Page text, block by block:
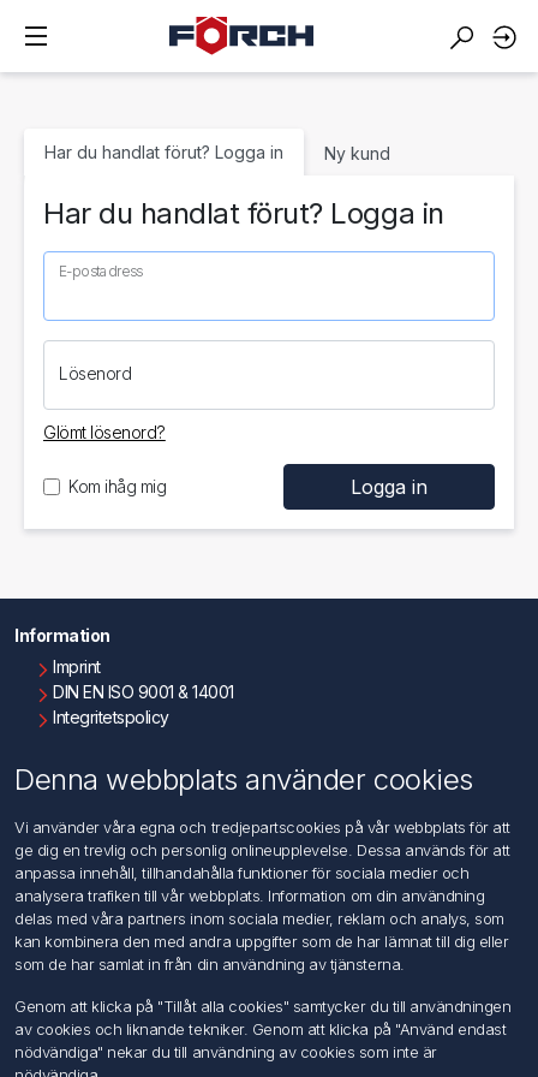
Har du handlat förut? Logga in Ny kund
Har du handlat förut? Logga in
E-postadress
Lösenord
Glömt lösenord?
Kom ihåg mig
Information
Imprint
DIN EN ISO 9001 & 14001
Integritetspolicy
Kontakta oss
Kundtjänst
Sök
Mitt konto
Mina ordrar
Mina adresser
Denna webbplats använder cookies
Vi använder våra egna och tredjepartscookies på vår webbplats för att
ge dig en trevlig och personlig onlineupplevelse. Dessa används för att
anpassa innehåll, tillhandahålla funktioner för sociala medier och
analysera trafiken till vår webbplats. Information om din användning
delas med våra partners inom sociala medier, reklam och analys, som
kan kombinera den med andra uppgifter som de har lämnat till dig eller
som de har samlat in från din användning av tjänsterna.
Genom att klicka på "Tillåt alla cookies" samtycker du till användningen
av cookies och liknande tekniker. Genom att klicka på "Använd endast
nödvändiga" nekar du till användning av cookies som inte är